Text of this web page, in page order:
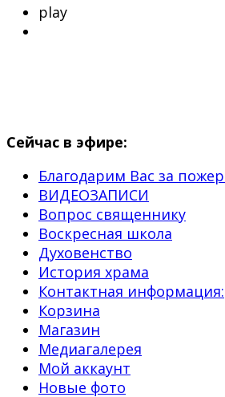
play
Сейчас в эфире:
Благодарим Вас за
ВИДЕОЗАПИСИ
Вопрос священнику
Воскресная школа
Духовенство
История храма
Контактная информация:
Корзина
Магазин
Медиагалерея
Мой аккаунт
Новые фото